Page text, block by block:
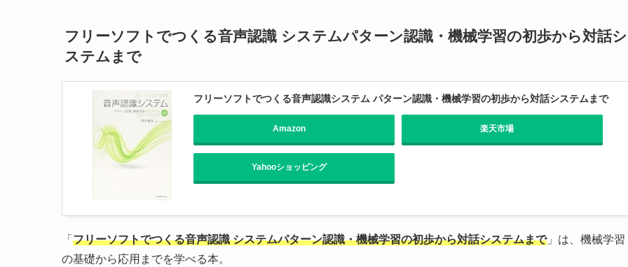
フリーソフトでつくる音声認識 システムパターン認識・機械学習の初歩から対話シ
ステムまで
フリーソフトでつくる音声認識システム パターン認識・機械学習の初歩から対話システムまで
Amazon 楽天市場
Yahooショッピング
「 フリーソフトでつくる音声認識 システムパターン認識・機械学習の初歩から対話システムまで」は、機械学習
の基礎から応用までを学べる本。